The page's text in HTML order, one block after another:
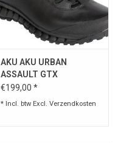
AKU AKU URBAN
ASSAULT GTX
GEVECHTSLAARZEN
€199,00 *
* Incl. btw Excl. Verzendkosten